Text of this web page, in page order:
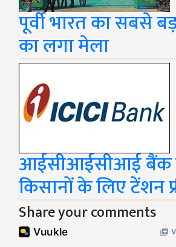
पूर्वी भारत का सबसे
का लगा मेला
आईसीआईसीआई बैंक
किसानों के लिए टेंशन
Share your comments